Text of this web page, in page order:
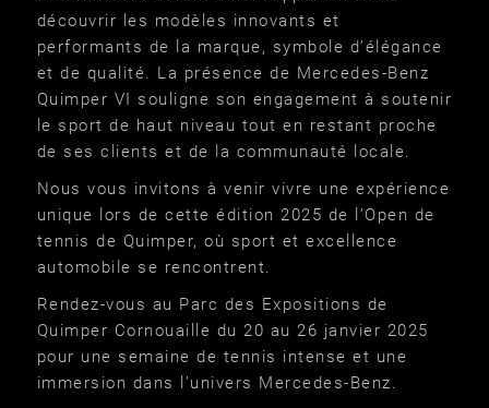
découvrir les modèles innovants et
performants de la marque, symbole d’élégance
et de qualité. La présence de Mercedes-Benz
Quimper VI souligne son engagement à soutenir
le sport de haut niveau tout en restant proche
de ses clients et de la communauté locale.
Nous vous invitons à venir vivre une expérience
unique lors de cette édition 2025 de l’Open de
tennis de Quimper, où sport et excellence
automobile se rencontrent.
Rendez-vous au Parc des Expositions de
Quimper Cornouaille du 20 au 26 janvier 2025
pour une semaine de tennis intense et une
immersion dans l’univers Mercedes-Benz.